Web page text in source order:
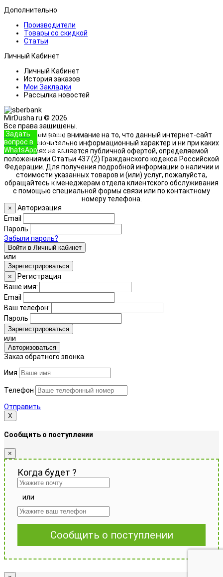
Дополнительно
Производители
Товары со скидкой
Статьи
Личный Кабинет
Личный Кабинет
История заказов
Мои Закладки
Рассылка новостей
MirDusha.ru © 2026.
Все права защищены.
Обращаем ваше внимание на то, что данный интернет-сайт
носит исключительно информационный характер и ни при каких
условиях не является публичной офертой, определяемой
положениями Статьи 437 (2) Гражданского кодекса Российской
Федерации. Для получения подробной информации о наличии и
стоимости указанных товаров и (или) услуг, пожалуйста,
обращайтесь к менеджерам отдела клиентского обслуживания
с помощью специальной формы связи или по контактному
номеру телефона.
Задать
вопрос в
WhatsApp
+7 (933)
888-8322
Позвонить
×
Авторизация
Email
Пароль
Забыли пароль?
Войти в Личный кабинет
или
Зарегистрироваться
×
Регистрация
Ваше имя:
Email
Ваш телефон:
Пароль
Зарегистрироваться
или
Авторизоваться
Заказ обратного звонка.
Имя
Телефон
Отправить
Х
Сообщить о поступлении
×
Когда будет ?
или
Сообщить о поступлении